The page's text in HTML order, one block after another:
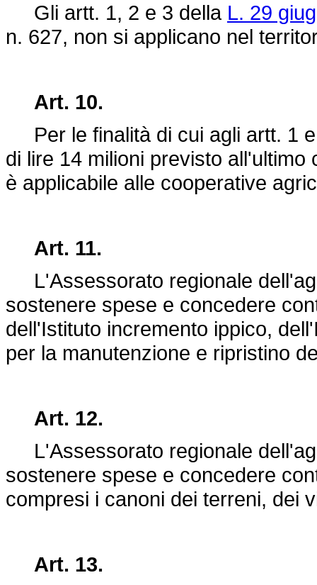
Gli artt. 1, 2 e 3 della L. 29
n. 627, non si applicano nel
Art. 10.
Per le finalità di cui agli artt. 1
di lire 14 milioni previsto
è applicabile alle cooperative
Art. 11.
L'Assessorato regionale
sostenere spese e concedere
dell'Istituto incremento ippico,
per la manutenzione e ripristino
Art. 12.
L'Assessorato regionale
sostenere spese e concedere
compresi i canoni dei terreni, dei
Art. 13.